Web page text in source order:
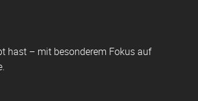
hast – mit besonderem Fokus auf